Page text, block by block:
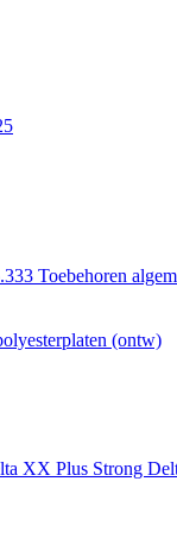
Toebehoren
(ontw)
XX Plus Strong